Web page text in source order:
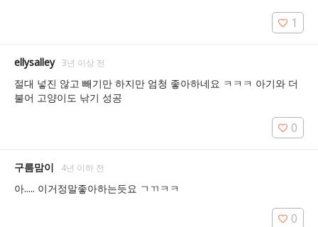
1
ellysalley 3년 이상 전
절대 넣진 않고 빼기만 하지만 엄청 좋아하네요 ㅋㅋㅋ 아기와 더
불어 고양이도 낚기 성공
0
구름맘이 4년 이하 전
아..... 이거정말좋아하는듯요 ㄱㄲㅋㅋ
0